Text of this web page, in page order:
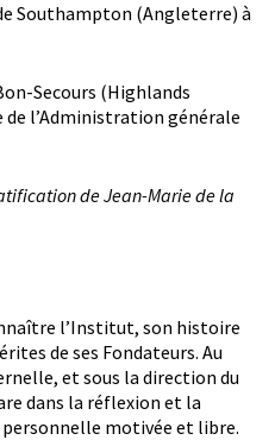
Southampton (Angleterre) à
Secours (Highlands
de l’Administration générale
de Jean-Marie de la
l’Institut, son histoire
de ses Fondateurs. Au
et sous la direction du
dans la réflexion et la
personnelle motivée et libre.